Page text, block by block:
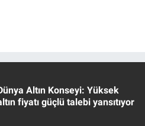
Altın Konseyi: Yüksek
fiyatı güçlü talebi yansıtıyor